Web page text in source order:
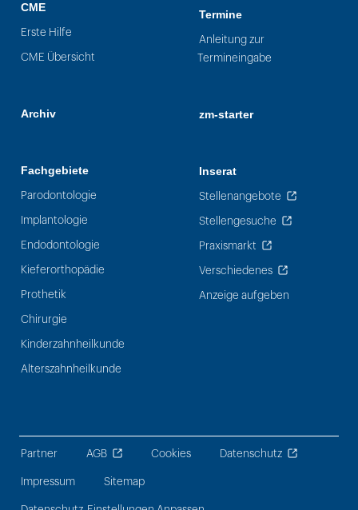
CME
Erste Hilfe
CME Übersicht
Archiv
Fachgebiete
Parodontologie
Implantologie
Endodontologie
Kieferorthopädie
Prothetik
Chirurgie
Kinderzahnheilkunde
Alterszahnheilkunde
Termine
Anleitung zur
Termineingabe
zm-starter
Inserat
Stellenangebote
Stellengesuche
Praxismarkt
Verschiedenes
Anzeige aufgeben
Partner AGB Cookies Datenschutz
Impressum Sitemap